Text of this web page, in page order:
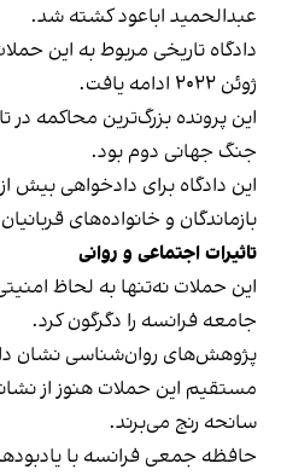
عبدالحمید اباعود کشته شد.
ژوئن ۲۰۲۲ ادامه یافت.
این پرونده بزرگ‌ترین محاکمه در
جنگ جهانی دوم بود.
بازماندگان و خانواده‌های
تاثیرات اجتماعی و روانی
این حملات نه‌تنها به لحاظ
جامعه‌ فرانسه را دگرگون کرد.
مستقیم این حملات هنوز از
سانحه رنج می‌برند.
حافظه‌ جمعی فرانسه با